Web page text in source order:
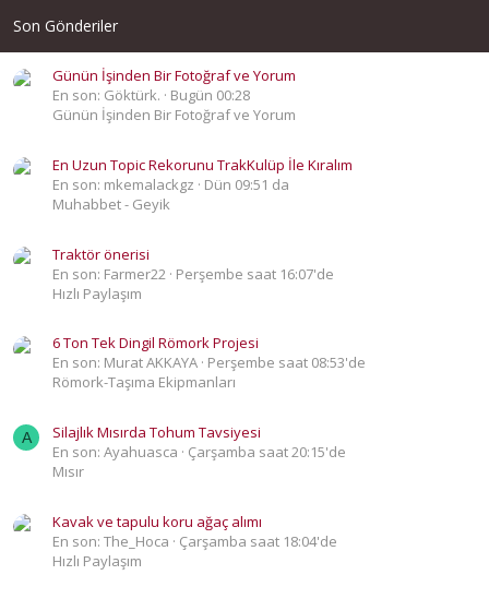
Son Gönderiler
Günün İşinden Bir Fotoğraf ve Yorum
En son: Göktürk.
Bugün 00:28
Günün İşinden Bir Fotoğraf ve Yorum
En Uzun Topic Rekorunu TrakKulüp İle Kıralım
En son: mkemalackgz
Dün 09:51 da
Muhabbet - Geyik
Traktör önerisi
En son: Farmer22
Perşembe saat 16:07'de
Hızlı Paylaşım
6 Ton Tek Dingil Römork Projesi
En son: Murat AKKAYA Perşembe saat 08:53'de
Römork-Taşıma Ekipmanları
A
Silajlık Mısırda Tohum Tavsiyesi
En son: Ayahuasca
Çarşamba saat 20:15'de
Mısır
Kavak ve tapulu koru ağaç alımı
En son: The_Hoca
Çarşamba saat 18:04'de
Hızlı Paylaşım